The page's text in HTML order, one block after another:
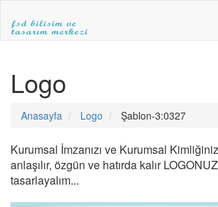
ve
TASARIM
|ANKARA
TASARIM|fsdbilisim.com
Logo
Anasayfa Logo Şablon-3:0327
Kurumsal İmzanızı ve Kurumsal
anlaşılır, özgün ve hatırda kalır
tasarlayalım...